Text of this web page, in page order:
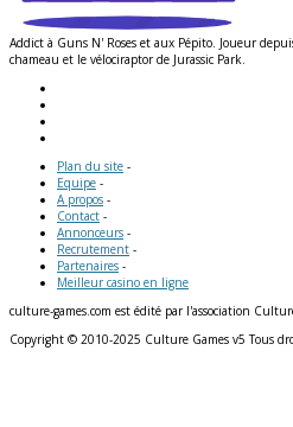
Addict à Guns N' Roses et aux Pépito. Joueur
chameau et le vélociraptor de Jurassic Park.
Plan du site -
Equipe -
A propos -
Contact -
Annonceurs -
Recrutement -
Partenaires -
Meilleur casino en ligne
culture-games.com est édité par l'association
Copyright © 2010-2025 Culture Games v5 Tous